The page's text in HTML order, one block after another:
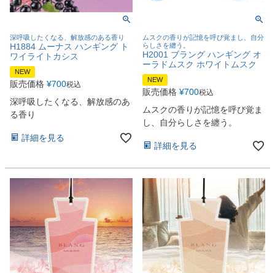
深呼吸したくなる、解放感のある香り
H1884 ムーナス ハンギング ト
ワイライトカシス
NEW
販売価格 ¥700税込
深呼吸したくなる、解放感のあ
る香り
詳細を見る
ムスクの香りが記憶を呼び覚まし、自分
らしさを纏う。
H2001 ブラング ハンギング オ
ーラドムスク ホワイトムスク
NEW
販売価格 ¥700税込
ムスクの香りが記憶を呼び覚ま
し、自分らしさを纏う。
詳細を見る